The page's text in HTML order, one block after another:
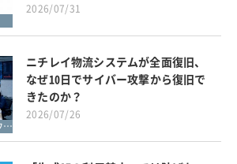
2026/07/31
標的型攻撃・ランサムウェア対策
ニチレイ物流システムが全面復旧、
なぜ10日でサイバー攻撃から復旧で
きたのか？
2026/07/26